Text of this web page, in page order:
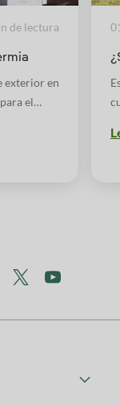
exterior en
el
al
de lectura